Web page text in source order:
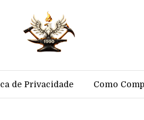
de Privacidade Como